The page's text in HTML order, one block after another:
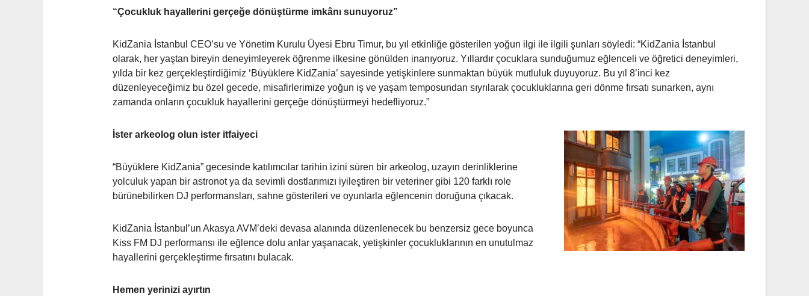
“Çocukluk hayallerini gerçeğe dönüştürme imkânı sunuyoruz”
KidZania İstanbul CEO’su ve Yönetim Kurulu Üyesi Ebru Timur, bu yıl etkinliğe gösterilen yoğun ilgi ile ilgili şunları söyledi: “KidZania İstanbul
olarak, her yaştan bireyin deneyimleyerek öğrenme ilkesine gönülden inanıyoruz. Yıllardır çocuklara sunduğumuz eğlenceli ve öğretici deneyimleri,
yılda bir kez gerçekleştirdiğimiz ‘Büyüklere KidZania’ sayesinde yetişkinlere sunmaktan büyük mutluluk duyuyoruz. Bu yıl 8’inci kez
düzenleyeceğimiz bu özel gecede, misafirlerimize yoğun iş ve yaşam temposundan sıyrılarak çocukluklarına geri dönme fırsatı sunarken, aynı
zamanda onların çocukluk hayallerini gerçeğe dönüştürmeyi hedefliyoruz.”
İster arkeolog olun ister itfaiyeci
“Büyüklere KidZania” gecesinde katılımcılar tarihin izini süren bir arkeolog, uzayın derinliklerine
yolculuk yapan bir astronot ya da sevimli dostlarımızı iyileştiren bir veteriner gibi 120 farklı role
bürünebilirken DJ performansları, sahne gösterileri ve oyunlarla eğlencenin doruğuna çıkacak.
KidZania İstanbul’un Akasya AVM’deki devasa alanında düzenlenecek bu benzersiz gece boyunca
Kiss FM DJ performansı ile eğlence dolu anlar yaşanacak, yetişkinler çocukluklarının en unutulmaz
hayallerini gerçekleştirme fırsatını bulacak.
Hemen yerinizi ayırtın